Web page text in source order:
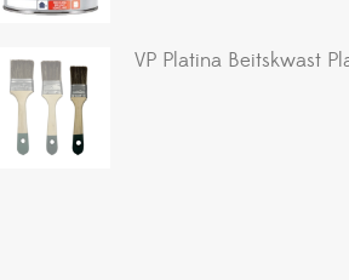
VP Platina Beitskwast